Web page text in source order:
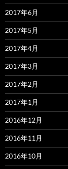
2017年6月
2017年5月
2017年4月
2017年3月
2017年2月
2017年1月
2016年12月
2016年11月
2016年10月